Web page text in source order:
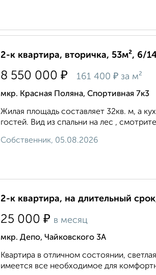
2-к квартира, вторичка, 53м², 6/
8 550 000 ₽ 161 400 ₽ за м²
мкр. Красная Поляна, Спортивная 7к3
Жилая плoщaдь сocтaвляет 32кв. м, а
гостей. Вид из спальни на лес ,
Собственник, 05.08.2026
2-к квартира, на длительный
25 000 ₽ в месяц
мкр. Депо, Чайковского 3А
Квартира в отличном состоянии,
имеется все необходимое для